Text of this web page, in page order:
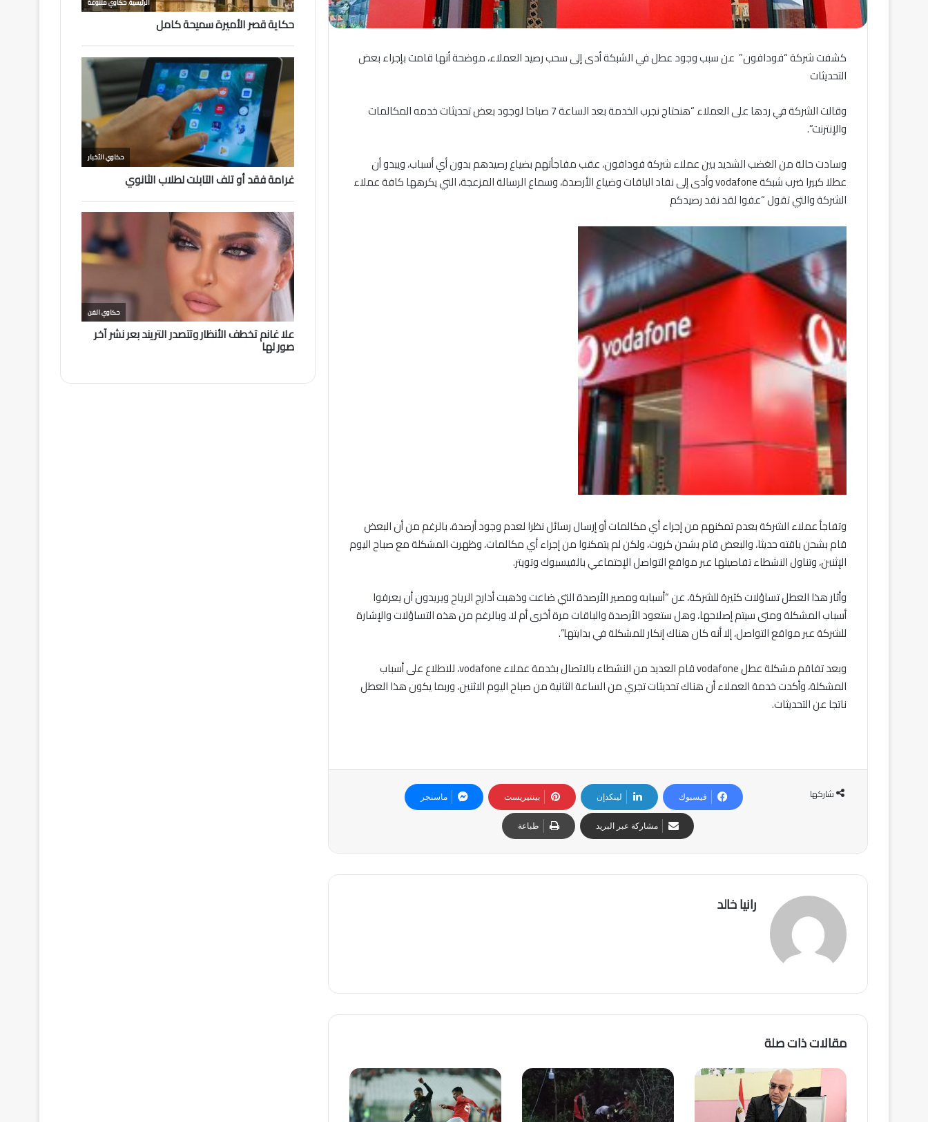
كشفت شركة “فودافون” عن سبب وجود عطل في الشبكة أدى إلى سحب رصيد العملاء، موضحة أنها قامت بإجراء بعض
التحديثات
وقالت الشركة في ردها على العملاء “هنحتاج نجرب الخدمة بعد الساعة 7 صباحا لوجود بعض تحديثات خدمه المكالمات
والإنترنت”.
وسادت حالة من الغضب الشديد بين عملاء شركة فودافون، عقب مفاجأتهم بضياع رصيدهم بدون أي أسباب، ويبدو أن
عطلا كبيرا ضرب شبكة vodafone وأدى إلى نفاد الباقات وضياع الأرصدة، وسماع الرسالة المزعجة، التي يكرهها كافة عملاء
الشركة والتي تقول “عفوا لقد نفد رصيدكم
وتفاجأ عملاء الشركة بعدم تمكنهم من إجراء أي مكالمات أو إرسال رسائل نظرا لعدم وجود أرصدة، بالرغم من أن البعض
قام بشحن باقته حديثا، والبعض قام بشحن كروت، ولكن لم يتمكنوا من إجراء أي مكالمات، وظهرت المشكلة مع صباح اليوم
الإثنين، وتناول النشطاء تفاصيلها عبر مواقع التواصل الإجتماعي بالفيسبوك وتويتر.
وأثار هذا العطل تساؤلات كثيرة للشركة، عن “أسبابه ومصير الأرصدة التي ضاعت وذهبت أدارج الرياح ويريدون أن يعرفوا
أسباب المشكلة ومتى سيتم إصلاحها، وهل ستعود الأرصدة والباقات مرة أخرى أم لا، وبالرغم من هذه التساؤلات والإشارة
للشركة عبر مواقع التواصل، إلا أنه كان هناك إنكار للمشكلة في بدايتها”.
وبعد تفاقم مشكلة عطل vodafone قام العديد من النشطاء بالاتصال بخدمة عملاء vodafone، للاطلاع على أسباب
المشكلة، وأكدت خدمة العملاء أن هناك تحديثات تجري من الساعة الثانية من صباح اليوم الاثنين، وربما يكون هذا العطل
ناتجا عن التحديثات.
شاركها فيسبوك لينكدإن بينتيريست ماسنجر
مشاركة عبر البريد طباعة
رانيا خالد
مقالات ذات صلة